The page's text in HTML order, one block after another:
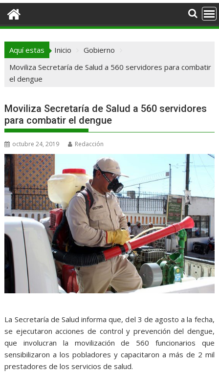
Aquí estas Inicio
Gobierno
Moviliza Secretaría de Salud a 560 servidores para combatir
el dengue
Moviliza Secretaría de Salud a 560 servidores
para combatir el dengue
octubre 24, 2019 Redacción
La Secretaría de Salud informa que, del 3 de agosto a la fecha,
se ejecutaron acciones de control y prevención del dengue,
que involucran la movilización de 560 funcionarios que
sensibilizaron a los pobladores y capacitaron a más de 2 mil
prestadores de los servicios de salud.